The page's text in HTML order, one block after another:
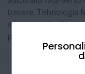
trecere. Tehnologia
asigură o viteză
pentru volume mari